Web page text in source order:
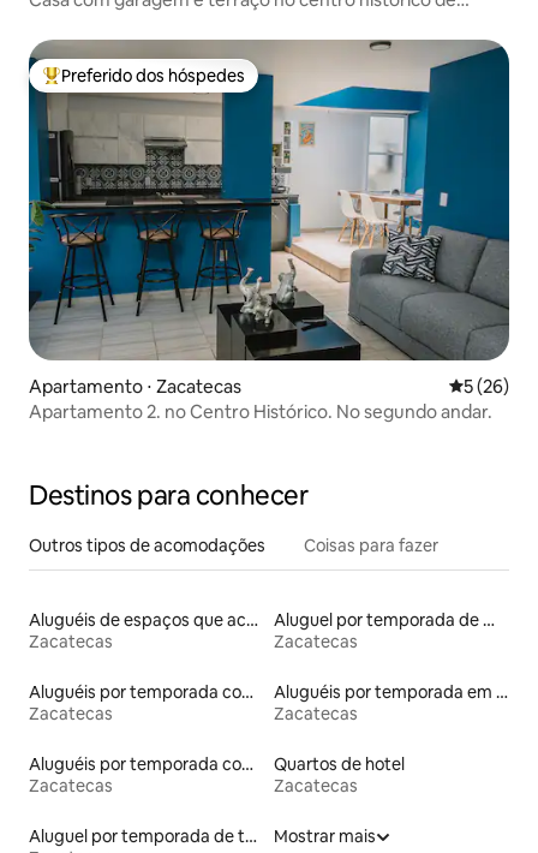
Entre os melhores preferidos dos hóspedes
Preferido dos hóspedes
Apartamento ⋅ Zacatecas 5 de uma
5 (26)
Apartamento 2. no Centro Histórico. No segundo andar.
Destinos para conhecer
Outros tipos de acomodações Coisas para fazer
Aluguéis de espaços que aceitam animais de estimação
Zacatecas
Aluguel por temporada de microcasas
Zacatecas
Aluguéis por temporada com banheira de hidromassagem
Zacatecas
Aluguéis por temporada em albergue
Zacatecas
Aluguéis por temporada com acesso ao lago
Zacatecas
Quartos de hotel
Zacatecas
Aluguel por temporada de townhouses
Mostrar mais